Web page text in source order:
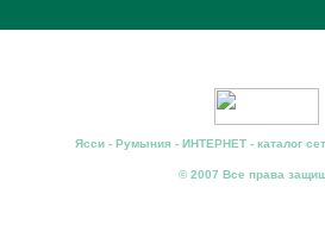
Ясси - Румыния - ИНТЕРНЕТ - каталог
© 2007 Все права